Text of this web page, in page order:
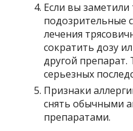
Если вы
подозрительные
лечения
сократить дозу
другой
серьезных
Признаки
снять обычными
препаратами.